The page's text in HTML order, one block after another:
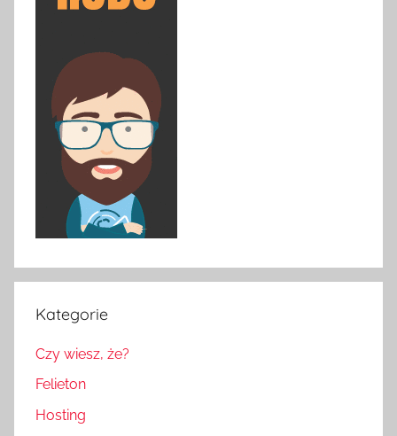
Kategorie
Czy wiesz, że?
Felieton
Hosting